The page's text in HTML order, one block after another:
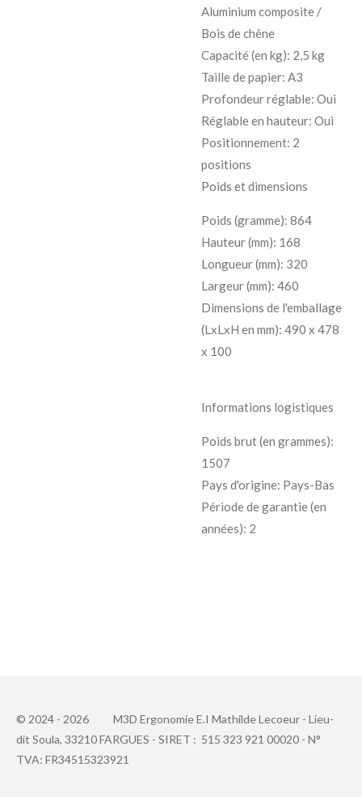
Aluminium composite /
Bois de chêne
Capacité (en kg): 2,5 kg
Taille de papier: A3
Profondeur réglable: Oui
Réglable en hauteur: Oui
Positionnement: 2
positions
Poids et dimensions
Poids (gramme): 864
Hauteur (mm): 168
Longueur (mm): 320
Largeur (mm): 460
Dimensions de l'emballage
(LxLxH en mm): 490 x 478
x 100
Informations logistiques
Poids brut (en grammes):
1507
Pays d'origine: Pays-Bas
Période de garantie (en
années): 2
© 2024 - 2026 M3D Ergonomie E.I Mathilde Lecoeur - Lieu-
dit Soula, 33210 FARGUES - SIRET : 515 323 921 00020 - N°
TVA: FR34515323921